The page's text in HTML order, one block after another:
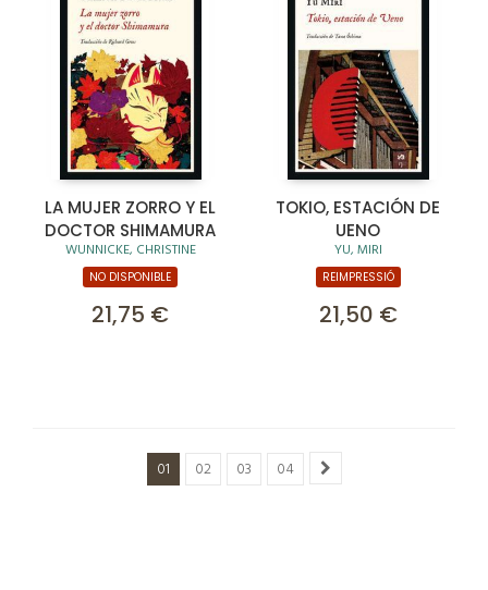
LA MUJER ZORRO Y EL
DOCTOR SHIMAMURA
WUNNICKE, CHRISTINE
NO DISPONIBLE
21,75 €
TOKIO, ESTACIÓN DE
UENO
YU, MIRI
REIMPRESSIÓ
21,50 €
01 02 03 04